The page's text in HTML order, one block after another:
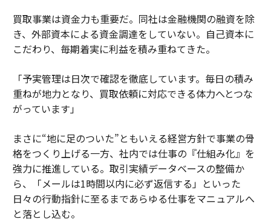
買取事業は資金力も重要だ。同社は金融機関の融資を除
き、外部資本による資金調達をしていない。自己資本に
こだわり、毎期着実に利益を積み重ねてきた。
「予実管理は日次で確認を徹底しています。毎日の積み
重ねが地力となり、買取依頼に対応できる体力へとつな
がっています」
まさに“地に足のついた”ともいえる経営方針で事業の骨
格をつくり上げる一方、社内では仕事の『仕組み化』を
強力に推進している。取引実績データベースの整備か
ら、「メールは1時間以内に必ず返信する」といった
日々の行動指針に至るまであらゆる仕事をマニュアルへ
と落とし込む。